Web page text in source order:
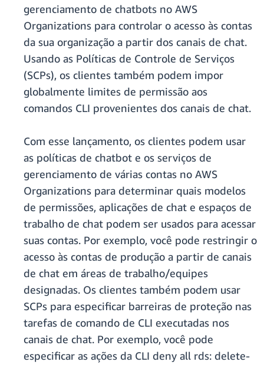
gerenciamento de chatbots no AWS
Organizations para controlar o acesso às contas
da sua organização a partir dos canais de chat.
Usando as Políticas de Controle de Serviços
(SCPs), os clientes também podem impor
globalmente limites de permissão aos
comandos CLI provenientes dos canais de chat.
Com esse lançamento, os clientes podem usar
as políticas de chatbot e os serviços de
gerenciamento de várias contas no AWS
Organizations para determinar quais modelos
de permissões, aplicações de chat e espaços de
trabalho de chat podem ser usados para acessar
suas contas. Por exemplo, você pode restringir o
acesso às contas de produção a partir de canais
de chat em áreas de trabalho/equipes
designadas. Os clientes também podem usar
SCPs para especificar barreiras de proteção nas
tarefas de comando de CLI executadas nos
canais de chat. Por exemplo, você pode
especificar as ações da CLI deny all rds: delete-